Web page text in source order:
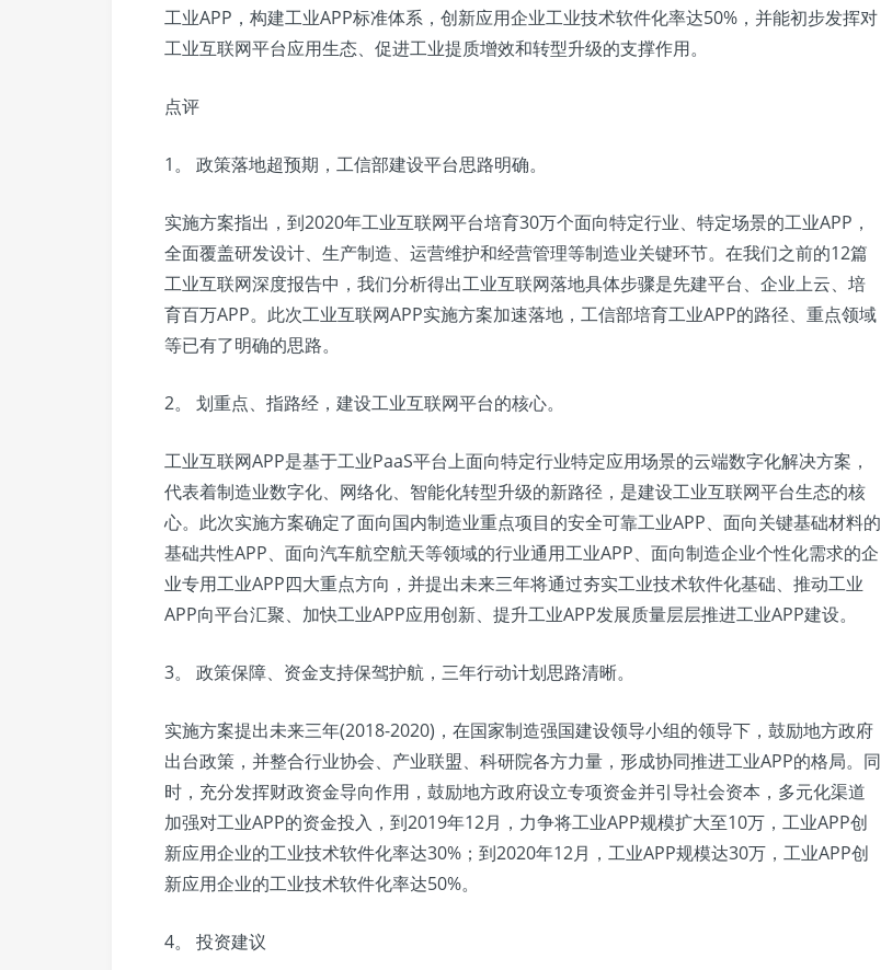
工业APP，构建工业APP标准体系，创新应用企业工业技术软件化率达50%，并能初步发挥对
工业互联网平台应用生态、促进工业提质增效和转型升级的支撑作用。
点评
1。 政策落地超预期，工信部建设平台思路明确。
实施方案指出，到2020年工业互联网平台培育30万个面向特定行业、特定场景的工业APP，
全面覆盖研发设计、生产制造、运营维护和经营管理等制造业关键环节。在我们之前的12篇
工业互联网深度报告中，我们分析得出工业互联网落地具体步骤是先建平台、企业上云、培
育百万APP。此次工业互联网APP实施方案加速落地，工信部培育工业APP的路径、重点领域
等已有了明确的思路。
2。 划重点、指路经，建设工业互联网平台的核心。
工业互联网APP是基于工业PaaS平台上面向特定行业特定应用场景的云端数字化解决方案，
代表着制造业数字化、网络化、智能化转型升级的新路径，是建设工业互联网平台生态的核
心。此次实施方案确定了面向国内制造业重点项目的安全可靠工业APP、面向关键基础材料的
基础共性APP、面向汽车航空航天等领域的行业通用工业APP、面向制造企业个性化需求的企
业专用工业APP四大重点方向，并提出未来三年将通过夯实工业技术软件化基础、推动工业
APP向平台汇聚、加快工业APP应用创新、提升工业APP发展质量层层推进工业APP建设。
3。 政策保障、资金支持保驾护航，三年行动计划思路清晰。
实施方案提出未来三年(2018-2020)，在国家制造强国建设领导小组的领导下，鼓励地方政府
出台政策，并整合行业协会、产业联盟、科研院各方力量，形成协同推进工业APP的格局。同
时，充分发挥财政资金导向作用，鼓励地方政府设立专项资金并引导社会资本，多元化渠道
加强对工业APP的资金投入，到2019年12月，力争将工业APP规模扩大至10万，工业APP创
新应用企业的工业技术软件化率达30%；到2020年12月，工业APP规模达30万，工业APP创
新应用企业的工业技术软件化率达50%。
4。 投资建议